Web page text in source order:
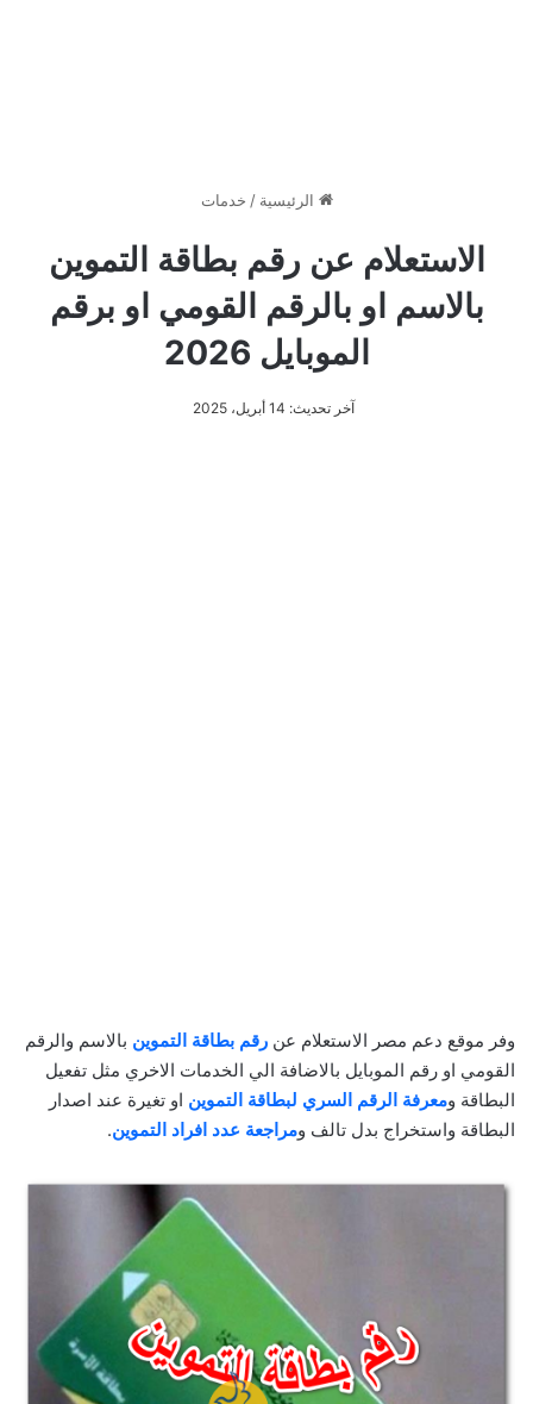
الرئيسية / خدمات
الاستعلام عن رقم بطاقة التموين
بالاسم او بالرقم القومي او برقم
الموبايل 2026
آخر تحديث: 14 أبريل، 2025
وفر موقع دعم مصر الاستعلام عن رقم بطاقة التموين بالاسم والرقم
القومي او رقم الموبايل بالاضافة الي الخدمات الاخري مثل تفعيل
البطاقة ومعرفة الرقم السري لبطاقة التموين او تغيرة عند اصدار
البطاقة واستخراج بدل تالف ومراجعة عدد افراد التموين.